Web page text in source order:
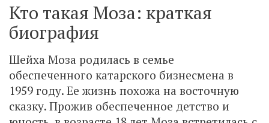
Кто такая Моза: краткая
биография
Шейха Моза родилась в семье
обеспеченного катарского бизнесмена в
1959 году. Ее жизнь похожа на восточную
сказку. Прожив обеспеченное детство и